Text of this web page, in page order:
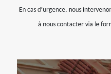
En cas d’urgence, nous
à nous contacter via le